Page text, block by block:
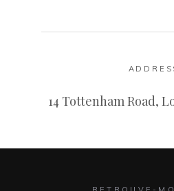
14 Tottenham Road,